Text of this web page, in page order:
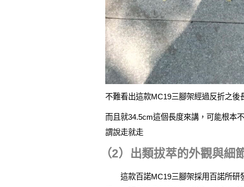
不難看出這款MC19三腳架經過反折之後
而且就34.5cm這個長度來講，可能根本
謂說走就走
（2）出類拔萃的外觀與細
這款百諾MC19三腳架採用百諾所研發